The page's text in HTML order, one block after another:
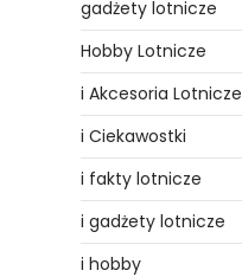
gadżety lotnicze
Hobby Lotnicze
i Akcesoria Lotnicze
i Ciekawostki
i fakty lotnicze
i gadżety lotnicze
i hobby